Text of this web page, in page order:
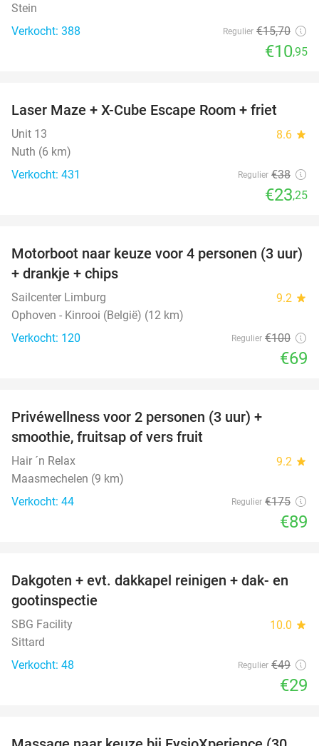
Stein
Verkocht: 388
Regulier €15,70
€10,95
39%
Laser Maze + X-Cube Escape Room + friet
Unit 13 8.6 star
Nuth (6 km)
Verkocht: 431
Regulier €38
€23,25
31%
Motorboot naar keuze voor 4 personen (3 uur)
+ drankje + chips
Sailcenter Limburg 9.2 star
Ophoven - Kinrooi (België) (12 km)
Verkocht: 120
Regulier €100
€69
Privéwellness voor 2 personen (3 uur) +
smoothie, fruitsap of vers fruit
Hair ´n Relax 9.2 star
Maasmechelen (9 km)
Verkocht: 44
Regulier €175
€89
41%
Dakgoten + evt. dakkapel reinigen + dak- en
gootinspectie
SBG Facility 10.0 star
Sittard
Verkocht: 48
Regulier €49
€29